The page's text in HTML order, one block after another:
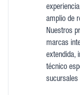
amplio de
Nuestros
marcas
extendida,
técnico
sucursales